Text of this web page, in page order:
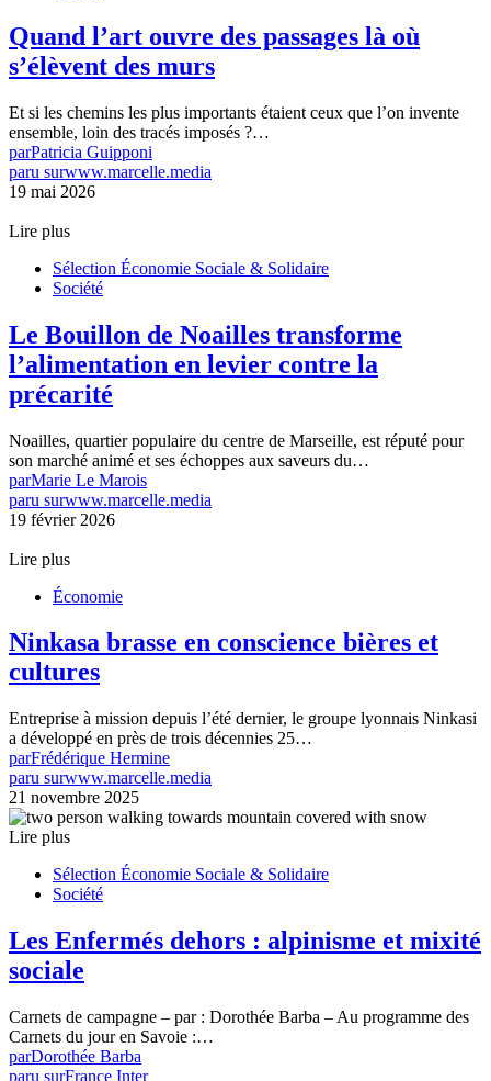
Quand l’art ouvre des passages là où
s’élèvent des murs
Et si les chemins les plus importants étaient ceux que l’on invente
ensemble, loin des tracés imposés ?…
parPatricia Guipponi
paru surwww.marcelle.media
19 mai 2026
Lire plus
Sélection Économie Sociale & Solidaire
Société
Le Bouillon de Noailles transforme
l’alimentation en levier contre la
précarité
Noailles, quartier populaire du centre de Marseille, est réputé pour
son marché animé et ses échoppes aux saveurs du…
parMarie Le Marois
paru surwww.marcelle.media
19 février 2026
Lire plus
Économie
Ninkasa brasse en conscience bières et
cultures
Entreprise à mission depuis l’été dernier, le groupe lyonnais Ninkasi
a développé en près de trois décennies 25…
parFrédérique Hermine
paru surwww.marcelle.media
21 novembre 2025
Lire plus
Sélection Économie Sociale & Solidaire
Société
Les Enfermés dehors : alpinisme et mixité
sociale
Carnets de campagne – par : Dorothée Barba – Au programme des
Carnets du jour en Savoie :…
parDorothée Barba
paru surFrance Inter